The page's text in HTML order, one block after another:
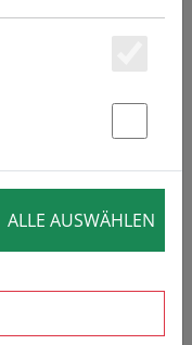
REDUZIERT!
ALLE AUSWÄHLEN